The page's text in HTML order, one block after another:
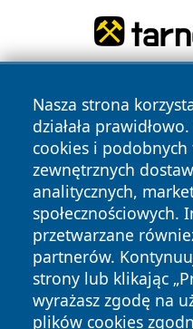
Nasza strona
działała
cookies i
zewnętrznych
analitycznych,
społecznościowych.
przetwarzane
partnerów.
strony lub klikając
wyrażasz zgodę na
plików cookies
Copyright © 2026
News Autorzy